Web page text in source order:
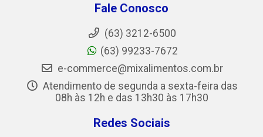
Fale Conosco
(63) 3212-6500
(63) 99233-7672
e-commerce@mixalimentos.com.br
Atendimento de segunda a sexta-feira das
08h às 12h e das 13h30 às 17h30
Redes Sociais